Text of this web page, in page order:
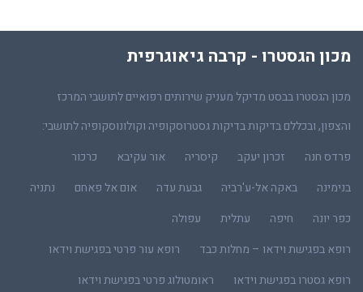
מכון הגסטרו - קרבה גיאוגרפית
מכון הגסטרו בבסט מדיקל מעניק שירותים רפואיים לתושבי המרכז
והצפון, ובכללם בדיקות בדיקות גסטרוסקופיה וקולונוסקופיה לתושבי:
פרדס חנה
זכרון יעקב קיסריה אור עקיבא
כרכור
בנימינה
באקה אל-ע'רביה גבעת עדה אום אל פאחם
נתניה
כפר יונה
חיפה עתלית
עפולה
רופא בפגישת וידאו – מחלות כבד
רופא עור פרטי בפגישת וידאו
רופא גסטרו בפגישת וידאו
ראומטולוג פרטי בפגישת וידאו